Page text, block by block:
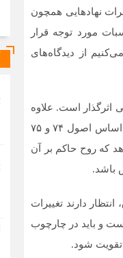
نهادهایی همچون
مورد توجه قرار
از دیدگاه‌های
خرج دولت، به‌طور مستقیم بر زندگی ۸۵ میلیون ایرانی اثرگذار است. علاوه
بر این بررسی بودجه یک اقدام جمعی است، اما باید توجه داشت که مجلس و کمیسیون تلفیق بر اساس اصول ۷۴ و ۷۵
که روح حاکم بر آن
باشد.
دارند تغییرات
و باید در چارچوب
تقویت شود.